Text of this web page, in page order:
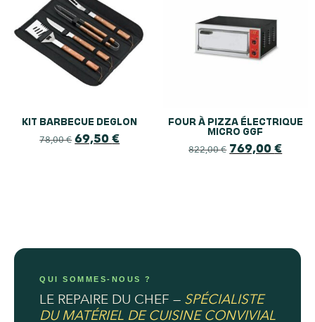
KIT BARBECUE DEGLON
78,00€ 69,50€
FOUR À PIZZA ÉLECTRIQUE
MICRO GGF
822,00€ 769,00€
QUI SOMMES-NOUS ?
LE REPAIRE DU CHEF — SPÉCIALISTE
DU MATÉRIEL DE CUISINE CONVIVIAL